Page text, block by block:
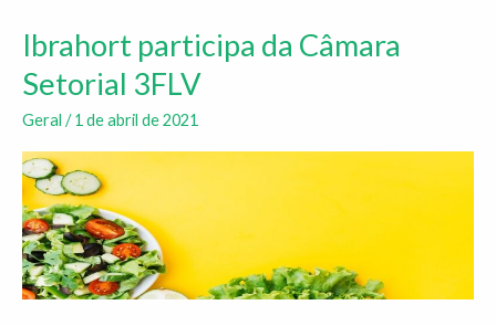
Ibrahort participa da Câmara
Setorial 3FLV
Geral /1 de abril de 2021
Ibrahort
participa
da
Câmara
Setorial
3FLV